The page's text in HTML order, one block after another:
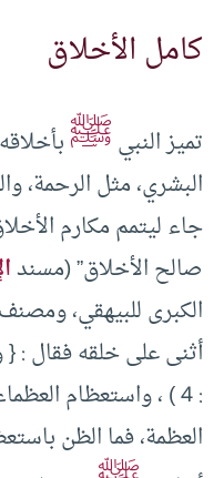
كامل الأخلاق
تميز النبيﷺ
البشري، مثل الرحمة،
جاء ليتمم مكارم
صالح الأخلاق” (مسند
الكبرى للبيهقي،
أثنى على خلقه فقال :
: 4 ) ، واستعظام
العظمة، فما الظن